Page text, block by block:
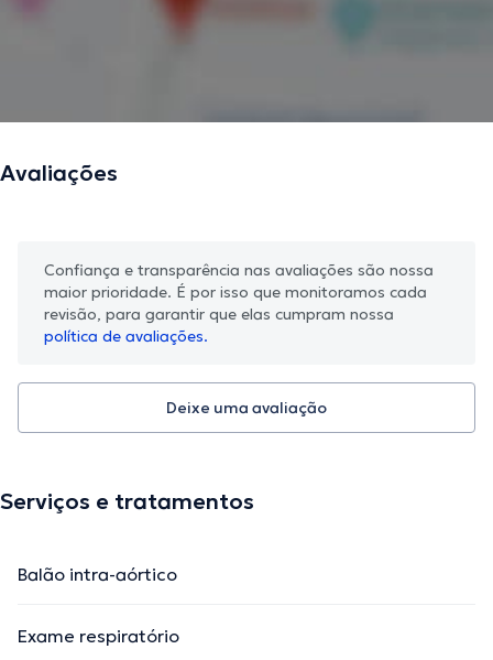
Avaliações
Confiança e transparência nas avaliações são nossa
maior prioridade. É por isso que monitoramos cada
revisão, para garantir que elas cumpram nossa
política de avaliações.
Deixe uma avaliação
Serviços e tratamentos
Balão intra-aórtico
Exame respiratório